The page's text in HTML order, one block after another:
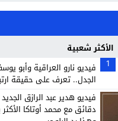
الأكثر شعبية
1
فيديو نارو العراقية وأبو
الجدل.. تعرف على حقيقة
دقائق مع محمد أوتاكا الأكثر